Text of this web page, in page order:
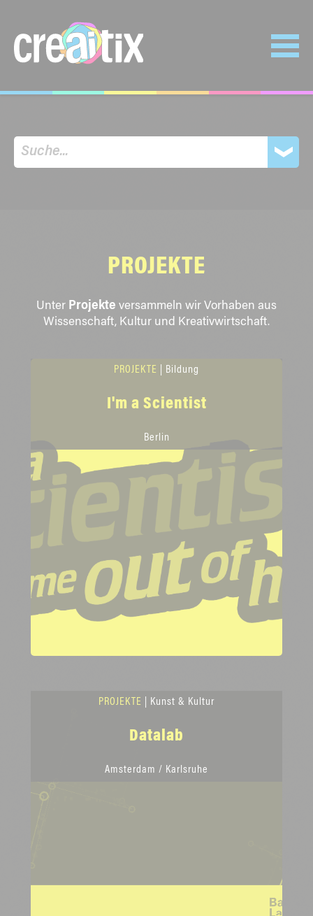
PROJEKTE
Unter Projekte versammeln wir Vorhaben aus
Wissenschaft, Kultur und Kreativwirtschaft.
PROJEKTE | Bildung
I'm a Scientist
Berlin
PROJEKTE | Kunst & Kultur
Datalab
Amsterdam / Karlsruhe